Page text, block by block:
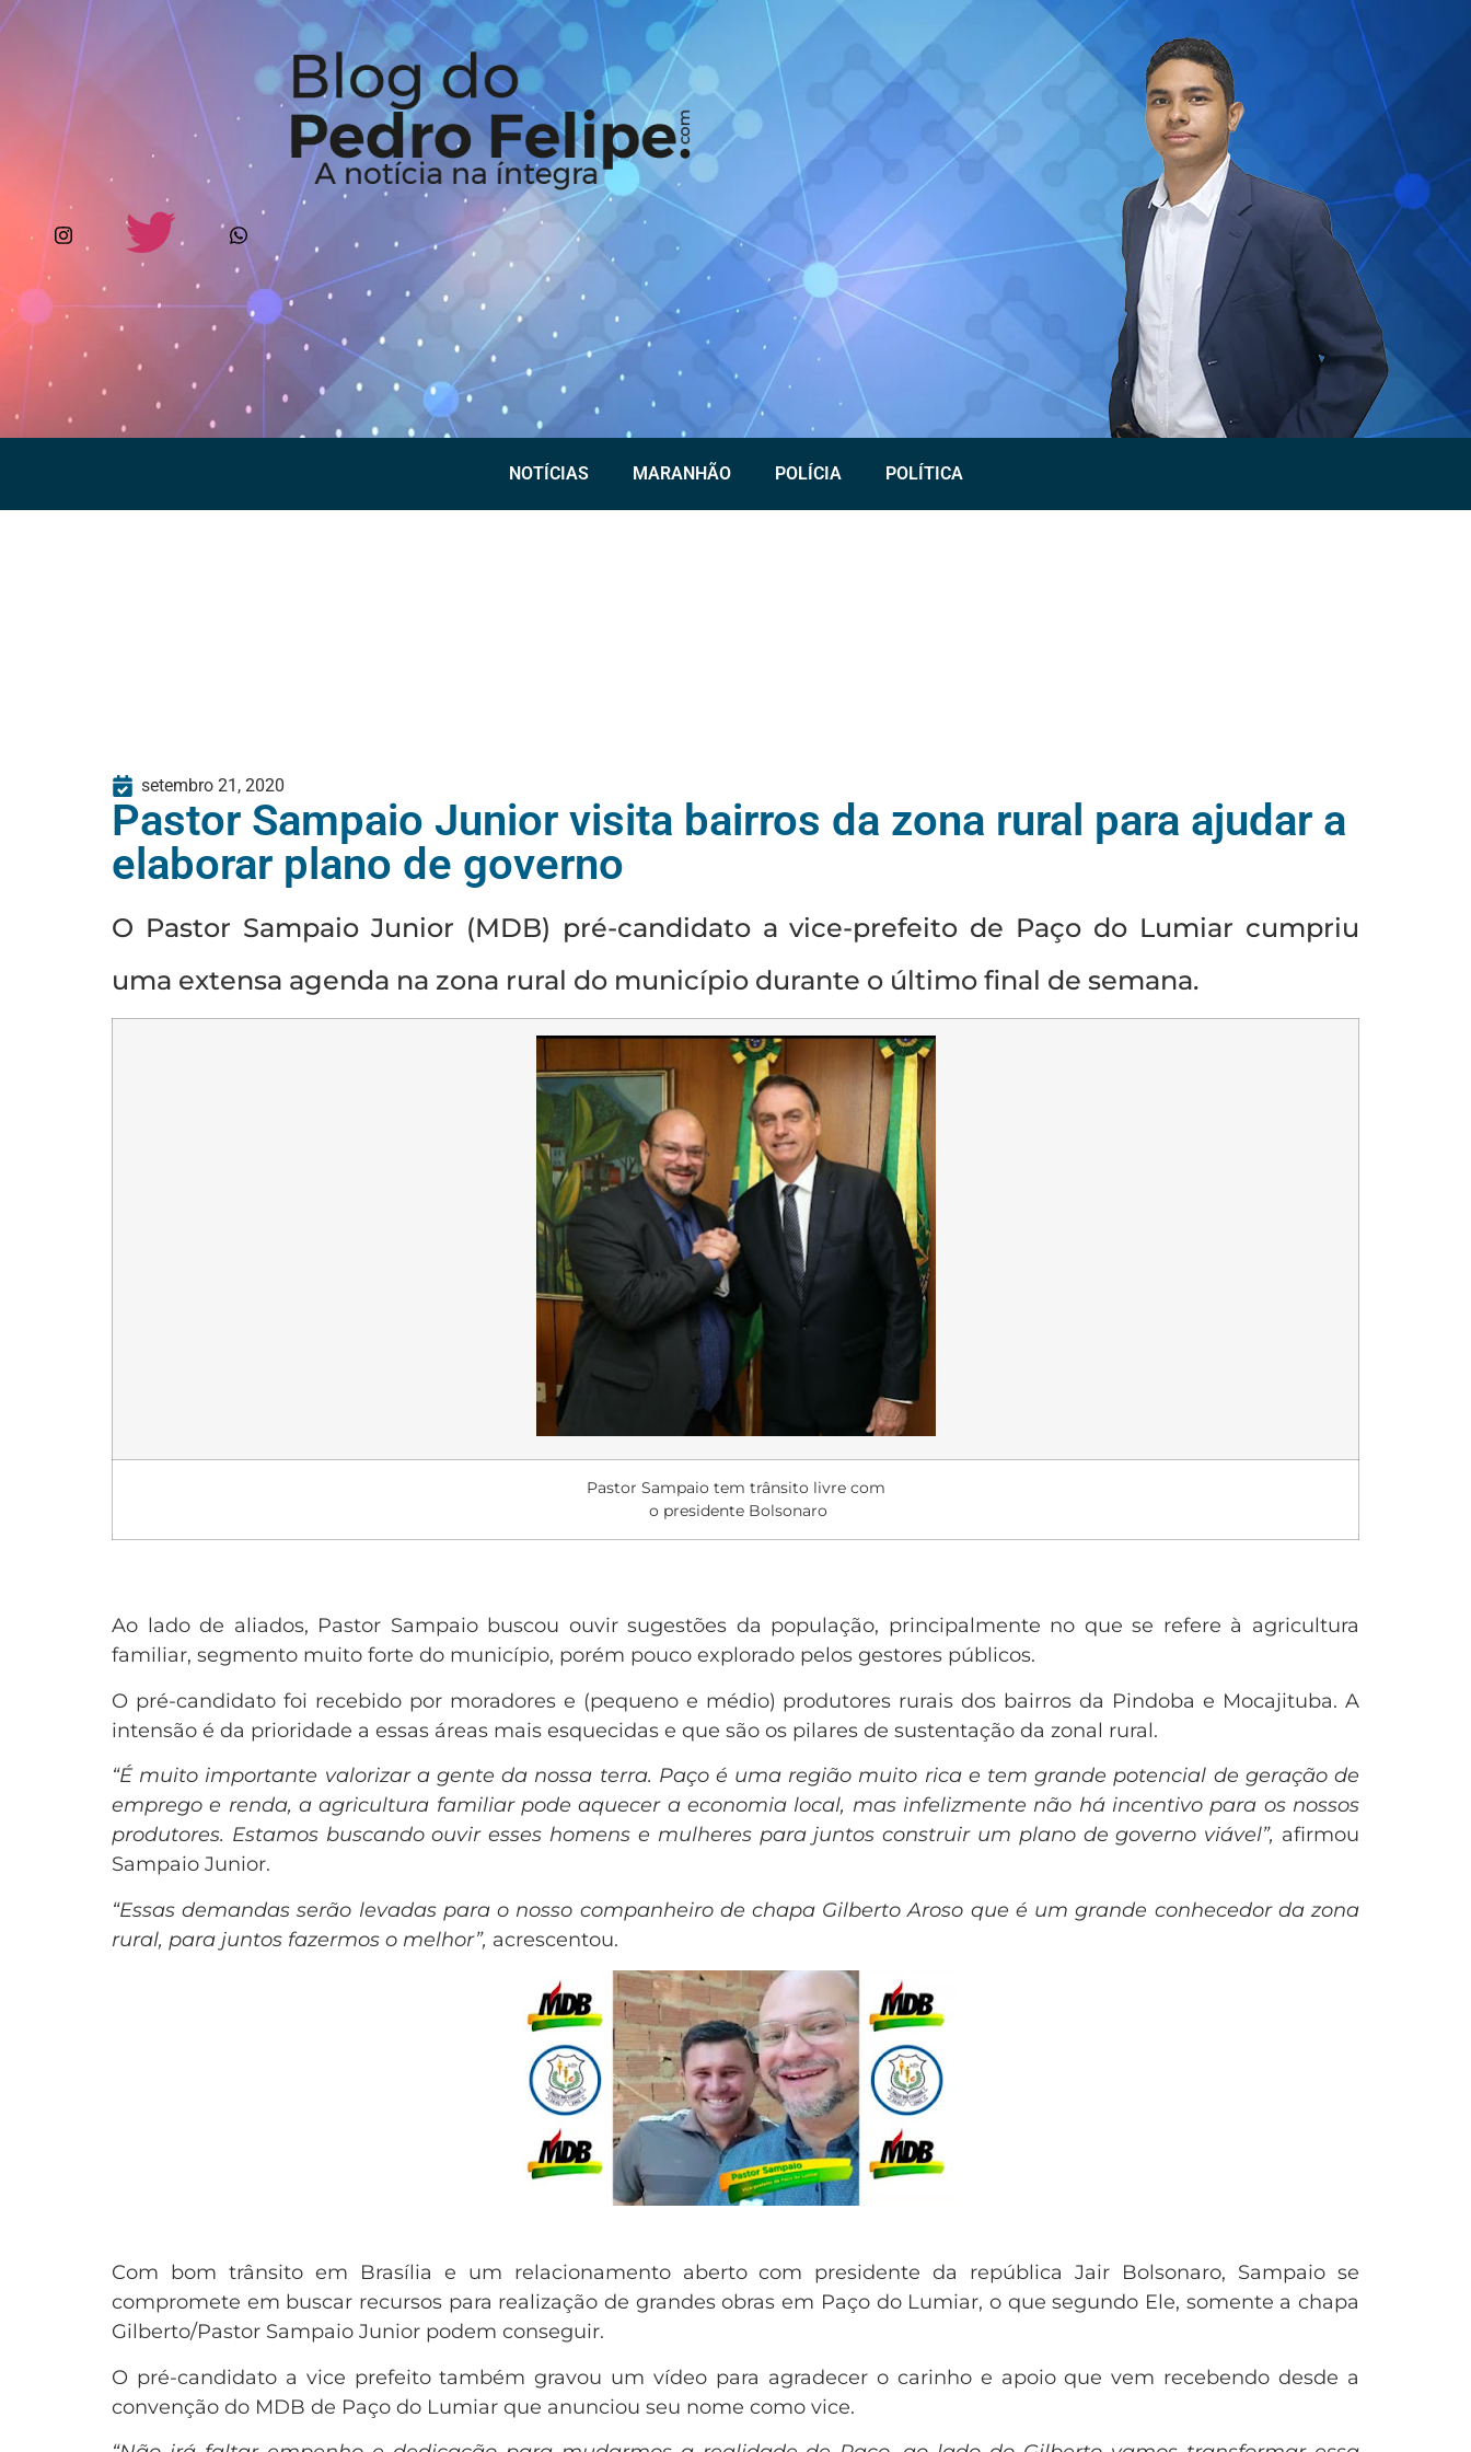
NOTÍCIAS MARANHÃO POLÍCIA POLÍTICA
setembro 21, 2020
Pastor Sampaio Junior visita bairros da zona rural para ajudar a
elaborar plano de governo
O Pastor Sampaio Junior (MDB) pré-candidato a vice-prefeito de Paço do Lumiar cumpriu
uma extensa agenda na zona rural do município durante o último final de semana.
Pastor Sampaio tem trânsito livre com
o presidente Bolsonaro
Ao lado de aliados, Pastor Sampaio buscou ouvir sugestões da população, principalmente no que se refere à agricultura
familiar, segmento muito forte do município, porém pouco explorado pelos gestores públicos.
O pré-candidato foi recebido por moradores e (pequeno e médio) produtores rurais dos bairros da Pindoba e Mocajituba. A
intensão é da prioridade a essas áreas mais esquecidas e que são os pilares de sustentação da zonal rural.
“É muito importante valorizar a gente da nossa terra. Paço é uma região muito rica e tem grande potencial de geração de
emprego e renda, a agricultura familiar pode aquecer a economia local, mas infelizmente não há incentivo para os nossos
produtores. Estamos buscando ouvir esses homens e mulheres para juntos construir um plano de governo viável”, afirmou
Sampaio Junior.
“Essas demandas serão levadas para o nosso companheiro de chapa Gilberto Aroso que é um grande conhecedor da zona
rural, para juntos fazermos o melhor”, acrescentou.
Com bom trânsito em Brasília e um relacionamento aberto com presidente da república Jair Bolsonaro, Sampaio se
compromete em buscar recursos para realização de grandes obras em Paço do Lumiar, o que segundo Ele, somente a chapa
Gilberto/Pastor Sampaio Junior podem conseguir.
O pré-candidato a vice prefeito também gravou um vídeo para agradecer o carinho e apoio que vem recebendo desde a
convenção do MDB de Paço do Lumiar que anunciou seu nome como vice.